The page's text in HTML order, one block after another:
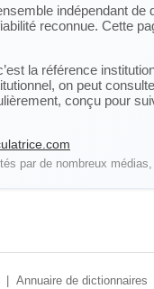
indépendant de
reconnue. Cette
la référence
on peut
conçu pour
par de nombreux
Annuaire de dictionnaires